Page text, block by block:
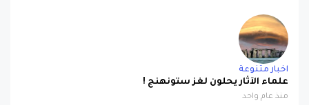
اخبار متنوعة
علماء الآثار يحلون لغز ستونهنج !
منذ عام واحد